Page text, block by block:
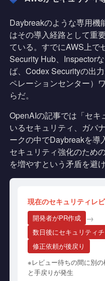
Daybreakのような専用機
はその導入経路として重
ている。すでにAWS上で
Security Hub、Inspector
ば、Codex Securityの出
ペレーションセンター）
らだ。
OpenAIの記事では「セキ
いるセキュリティ、ガバ
ークの中でDaybreakを導
セキュリティ強化のため
を増やすという矛盾を避
現在のセキュリティレ
開発者がPR作成 →
数日後にセキュリティ
修正依頼が後戻り
※レビュー待ちの間に別
と手戻りが発生